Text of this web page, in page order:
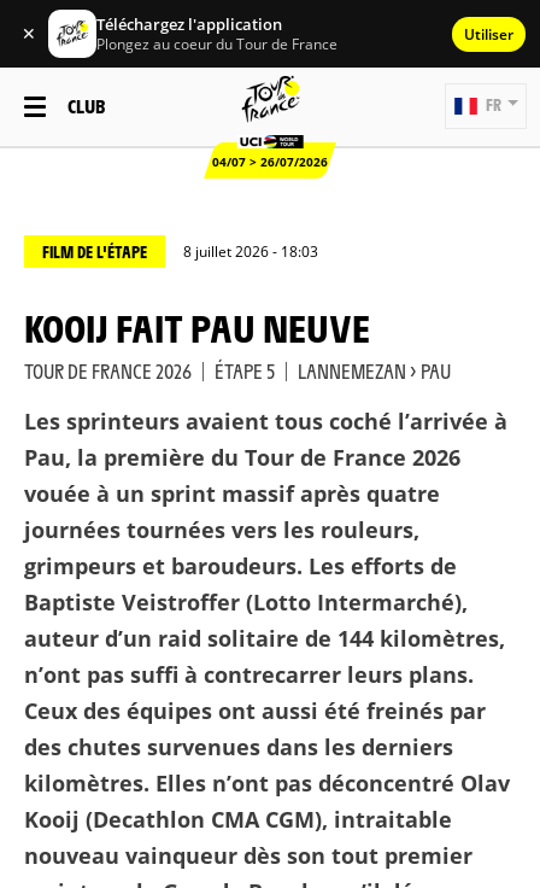
✕ Téléchargez l'application
Plongez au coeur du Tour de France Utiliser
CLUB
04/07 > 26/07/2026
FR
FILM DE L'ÉTAPE 8 juillet 2026 - 18:03
KOOIJ FAIT PAU NEUVE
TOUR DE FRANCE 2026 | ÉTAPE 5 | LANNEMEZAN > PAU
Les sprinteurs avaient tous coché l’arrivée à
Pau, la première du Tour de France 2026
vouée à un sprint massif après quatre
journées tournées vers les rouleurs,
grimpeurs et baroudeurs. Les efforts de
Baptiste Veistroffer (Lotto Intermarché),
auteur d’un raid solitaire de 144 kilomètres,
n’ont pas suffi à contrecarrer leurs plans.
Ceux des équipes ont aussi été freinés par
des chutes survenues dans les derniers
kilomètres. Elles n’ont pas déconcentré Olav
Kooij (Decathlon CMA CGM), intraitable
nouveau vainqueur dès son tout premier